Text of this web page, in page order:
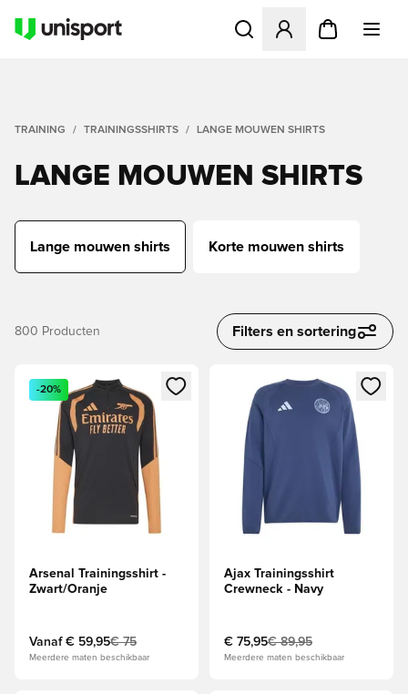
Opent een venster om in
TRAINING TRAININGSSHIRTS LANGE MOUWEN SHIRTS
LANGE MOUWEN SHIRTS
Lange mouwen shirts Korte mouwen shirts
800 Producten Filters en sortering
Opent een venster om in te loggen of je aan te melden als
-20%
Arsenal Trainingsshirt -
Zwart/Oranje
Vanaf € 59,95€ 75
Meerdere maten beschikbaar
Opent een venster om in te
Ajax Trainingsshirt
Crewneck - Navy
€ 75,95€ 89,95
Meerdere maten beschikbaar